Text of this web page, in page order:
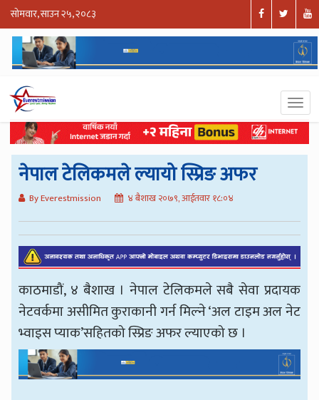
सोमवार, साउन २५, २०८३
नेपाल टेलिकमले ल्यायो स्प्रिङ अफर
By Everestmission ४ बैशाख २०७९, आईतवार १८:०४
काठमाडौं, ४ बैशाख । नेपाल टेलिकमले सबै सेवा प्रदायक
नेटवर्कमा असीमित कुराकानी गर्न मिल्ने ‘अल टाइम अल नेट
भ्वाइस प्याक’सहितको स्प्रिङ अफर ल्याएको छ ।